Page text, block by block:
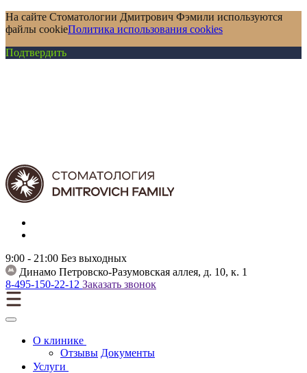
На сайте Стоматологии Дмитрович Фэмили используются
файлы cookieПолитика использования cookies
Подтвердить
9:00 - 21:00 Без выходных
Динамо Петровско-Разумовская аллея, д. 10, к. 1
8-495-150-22-12 Заказать звонок
О клинике
Отзывы Документы
Услуги